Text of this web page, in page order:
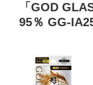
「GOD
95％ GG-